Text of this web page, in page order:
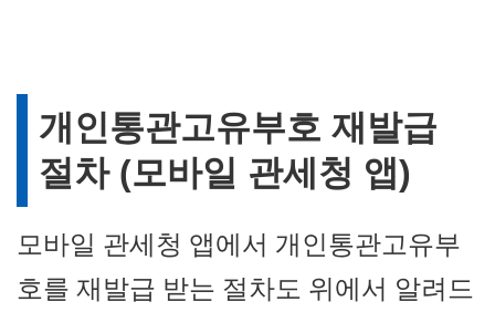
개인통관고유부호 재발급
절차 (모바일 관세청 앱)
모바일 관세청 앱에서 개인통관고유부
호를 재발급 받는 절차도 위에서 알려드